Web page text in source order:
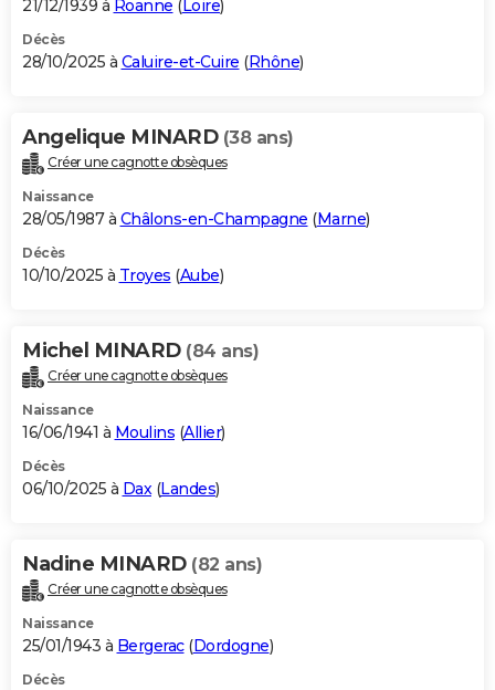
21/12/1939 à Roanne ( Loire)
Décès
28/10/2025 à Caluire-et-Cuire (Rhône)
Angelique MINARD (38 ans)
Créer une cagnotte obsèques
Naissance
28/05/1987 à Châlons-en-Champagne (Marne)
Décès
10/10/2025 à Troyes (Aube)
Michel MINARD (84 ans)
Créer une cagnotte obsèques
Naissance
16/06/1941 à Moulins (Allier)
Décès
06/10/2025 à Dax(Landes)
Nadine MINARD (82 ans)
Créer une cagnotte obsèques
Naissance
25/01/1943 à Bergerac(Dordogne)
Décès